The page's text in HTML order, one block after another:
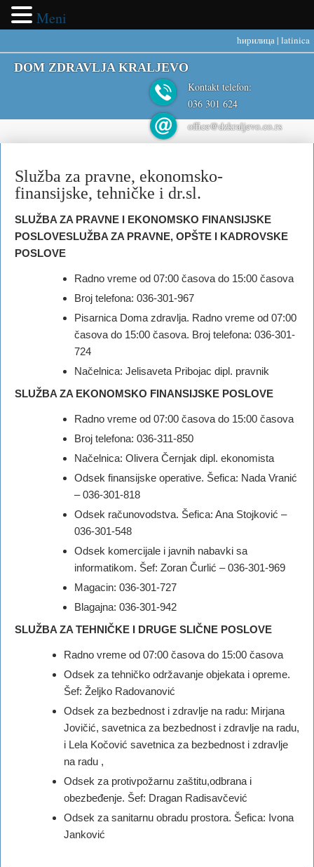
ћирилица | latinica
DOM ZDRAVLJA KRALJEVO
Kontakt telefon:
036 301 624
office@dzkraljevo.co.rs
Služba za pravne, ekonomsko-
finansijske, tehničke i dr.sl.
SLUŽBA ZA PRAVNE I EKONOMSKO FINANSIJSKE
POSLOVESLUŽBA ZA PRAVNE, OPŠTE I KADROVSKE
POSLOVE
Radno vreme od 07:00 časova do 15:00 časova
Broj telefona: 036-301-967
Pisarnica Doma zdravlja. Radno vreme od 07:00
časova do 15:00 časova. Broj telefona: 036-301-
724
Načelnica: Jelisaveta Pribojac dipl. pravnik
SLUŽBA ZA EKONOMSKO FINANSIJSKE POSLOVE
Radno vreme od 07:00 časova do 15:00 časova
Broj telefona: 036-311-850
Načelnica: Olivera Černjak dipl. ekonomista
Odsek finansijske operative. Šefica: Nada Vranić
– 036-301-818
Odsek računovodstva. Šefica: Ana Stojković –
036-301-548
Odsek komercijale i javnih nabavki sa
informatikom. Šef: Zoran Čurlić – 036-301-969
Magacin: 036-301-727
Blagajna: 036-301-942
SLUŽBA ZA TEHNIČKE I DRUGE SLIČNE POSLOVE
Radno vreme od 07:00 časova do 15:00 časova
Odsek za tehničko održavanje objekata i opreme.
Šef: Željko Radovanović
Odsek za bezbednost i zdravlje na radu: Mirjana
Jovičić, savetnica za bezbednost i zdravlje na radu,
i Lela Kočović savetnica za bezbednost i zdravlje
na radu ,
Odsek za protivpožarnu zaštitu,odbrana i
obezbeđenje. Šef: Dragan Radisavčević
Odsek za sanitarnu obradu prostora. Šefica: Ivona
Janković
Meni